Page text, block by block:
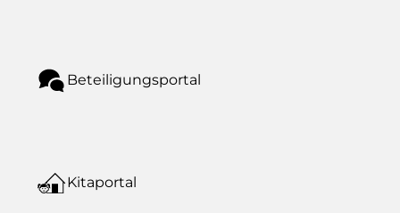
Beteiligungsportal
Kitaportal